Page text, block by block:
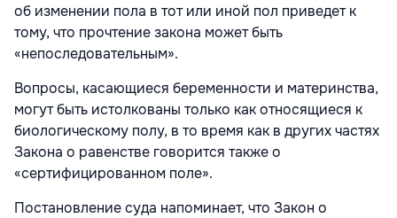
об изменении пола в тот или иной пол приведет к
тому, что прочтение закона может быть
«непоследовательным».
Вопросы, касающиеся беременности и материнства,
могут быть истолкованы только как относящиеся к
биологическому полу, в то время как в других частях
Закона о равенстве говорится также о
«сертифицированном поле».
Постановление суда напоминает, что Закон о